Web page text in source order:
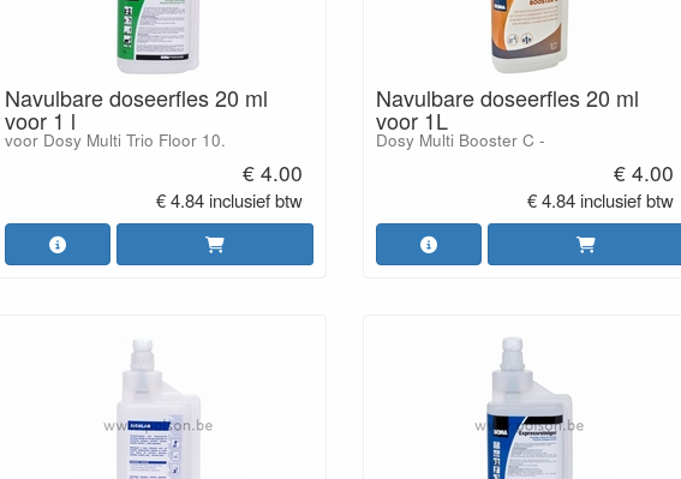
Navulbare doseerfles 20 ml
voor 1 l
voor Dosy Multi Trio Floor 10.
€ 4.00
€ 4.84 inclusief btw
Navulbare doseerfles 20 ml
voor 1L
Dosy Multi Booster C -
€ 4.00
€ 4.84 inclusief btw